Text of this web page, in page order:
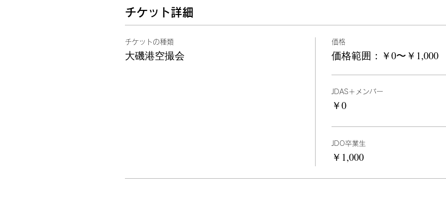
チケット詳細
チケットの種類
大磯港空撮会
価格
価格範囲：￥0〜￥1,000
JDAS＋メンバー
￥0
JDO卒業生
￥1,000